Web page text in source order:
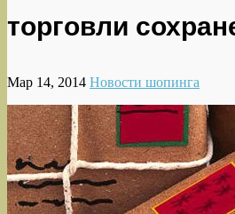
торговли
Мар 14, 2014 Новости шопинга